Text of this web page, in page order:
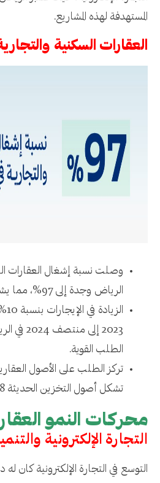
المستهدفة لهذه المشاريع.
العقارات السكنية
وصلت نسبة إشغال العقارات
الرياض وجدة إلى 97%، مما يشير إلى الطلب القوي.
2023
الطلب القوية.
تركز الطلب على الأصول
تشكل أصول التخزين الحديثة 8-10% فقط من السوق.
محركات النمو
التجارة الإلكترونية
التوسع في التجارة الإلكترونية كان